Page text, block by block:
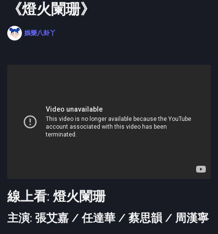
《燈火闌珊》
娛樂八卦丫
線上看: 燈火闌珊
主演: 張艾嘉 / 任達華 / 蔡思韻 / 周漢寧